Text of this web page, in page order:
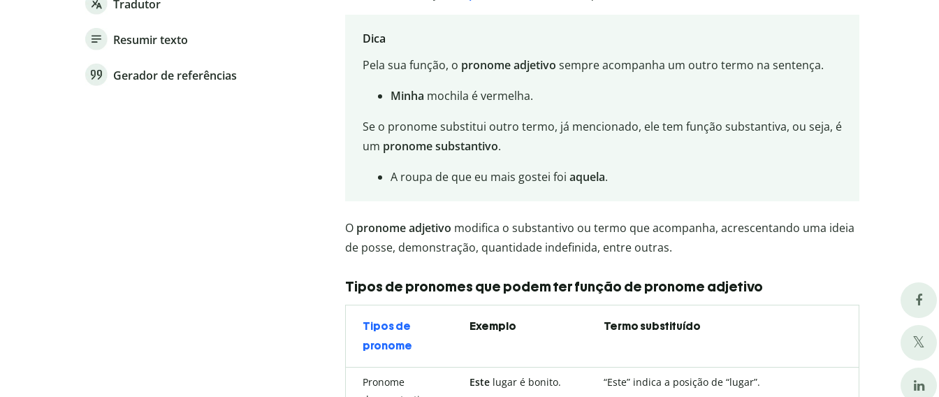
Dica
Pela sua função, o pronome adjetivo sempre acompanha um outro termo na sentença.
Minha mochila é vermelha.
Se o pronome substitui outro termo, já mencionado, ele tem função substantiva, ou seja, é
um pronome substantivo.
A roupa de que eu mais gostei foi aquela.
O pronome adjetivo modifica o substantivo ou termo que acompanha, acrescentando uma ideia
de posse, demonstração, quantidade indefinida, entre outras.
Tipos de pronomes que podem ter função de pronome adjetivo
Tipos de
pronome
Exemplo Termo substituído
Pronome
Este lugar é bonito. “Este” indica a posição de “lugar”.
Tradutor
Resumir texto
Gerador de referências